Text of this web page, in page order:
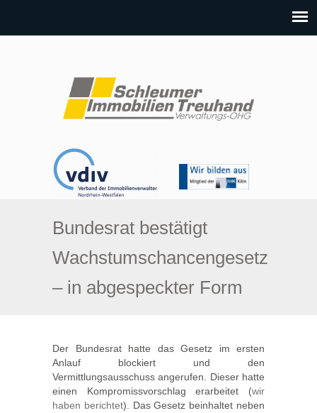
Bundesrat bestätigt
Wachstumschancengesetz
– in abgespeckter Form
Der Bundesrat hatte das Gesetz im ersten
Anlauf blockiert und den
Vermittlungsausschuss angerufen. Dieser hatte
einen Kompromissvorschlag erarbeitet (wir
haben berichtet). Das Gesetz beinhaltet neben